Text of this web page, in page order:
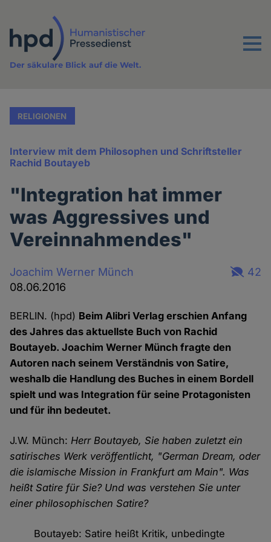
Inhalt
Menu
Der säkulare Blick auf die Welt.
RELIGIONEN
Interview mit dem Philosophen und Schriftsteller
Rachid Boutayeb
"Integration hat immer
was Aggressives und
Vereinnahmendes"
Joachim Werner Münch
08.06.2016
42
BERLIN. (hpd) Beim Alibri Verlag erschien Anfang
des Jahres das aktuellste Buch von Rachid
Boutayeb. Joachim Werner Münch fragte den
Autoren nach seinem Verständnis von Satire,
weshalb die Handlung des Buches in einem Bordell
spielt und was Integration für seine Protagonisten
und für ihn bedeutet.
J.W. Münch: Herr Boutayeb, Sie haben zuletzt ein
satirisches Werk veröffentlicht, "German Dream, oder
die islamische Mission in Frankfurt am Main". Was
heißt Satire für Sie? Und was verstehen Sie unter
einer philosophischen Satire?
Boutayeb: Satire heißt Kritik, unbedingte